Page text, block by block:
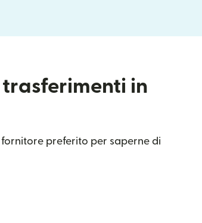
trasferimenti in
preferito per saperne di